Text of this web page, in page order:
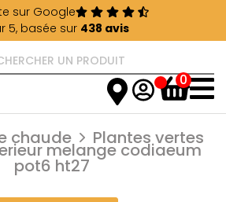
sur Google
5, basée sur 438 avis
0
chaude Plantes vertes
melange codiaeum
pot6 ht27